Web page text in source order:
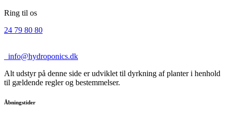
Ring til os
24 79 80 80
info@hydroponics.dk
Alt udstyr på denne side er udviklet til dyrkning af planter i henhold
til gældende regler og bestemmelser.
Åbningstider